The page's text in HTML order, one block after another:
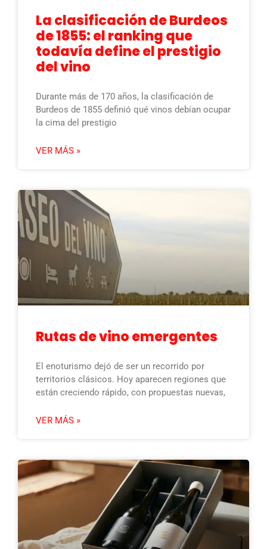
La clasificación de Burdeos
de 1855: el ranking que
todavía define el prestigio
del vino
Durante más de 170 años, la clasificación de
Burdeos de 1855 definió qué vinos debían ocupar
la cima del prestigio
VER MÁS »
Rutas de vino emergentes
El enoturismo dejó de ser un recorrido por
territorios clásicos. Hoy aparecen regiones que
están creciendo rápido, con propuestas nuevas,
VER MÁS »